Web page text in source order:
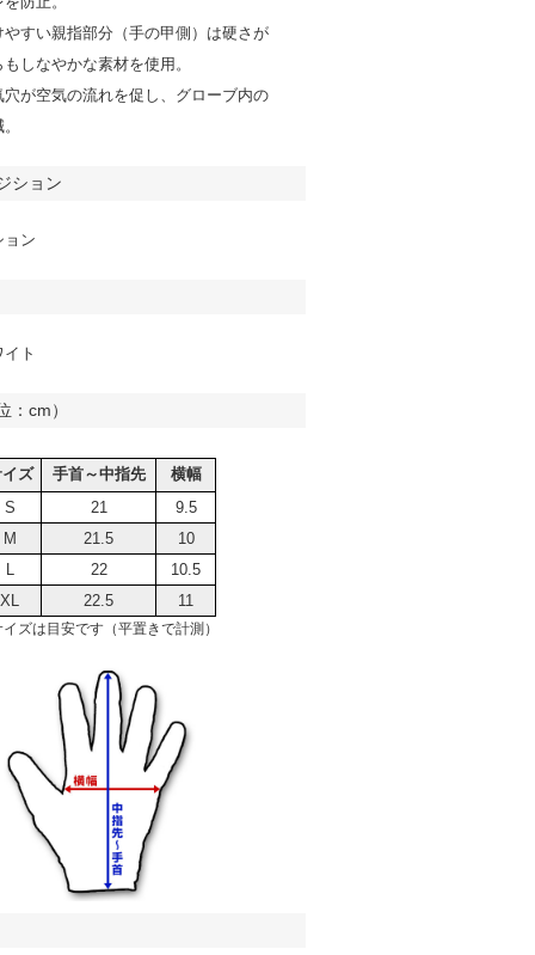
すい親指部分（手の甲側）は硬さが
しなやかな素材を使用。
が空気の流れを促し、グローブ内の
ション
ョン
ト
：cm）
ズ 手首～中指先
横幅
S
21
9.5
M
21.5
10
L
22
10.5
XL
22.5 11
ズは目安です（平置きで計測）